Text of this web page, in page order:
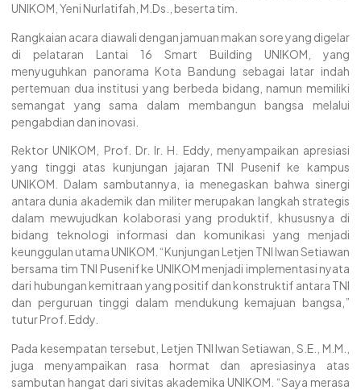
UNIKOM, Yeni Nurlatifah, M.Ds ., beserta tim.
Rangkaian acara diawali dengan jamuan makan sore yang digelar
di pelataran Lantai 16 Smart Building UNIKOM, yang
menyuguhkan panorama Kota Bandung sebagai latar indah
pertemuan dua institusi yang berbeda bidang, namun memiliki
semangat yang sama dalam membangun bangsa melalui
pengabdian dan inovasi.
Rektor UNIKOM, Prof. Dr. Ir. H. Eddy, menyampaikan apresiasi
yang tinggi atas kunjungan jajaran TNI Pusenif ke kampus
UNIKOM. Dalam sambutannya, ia menegaskan bahwa sinergi
antara dunia akademik dan militer merupakan langkah strategis
dalam mewujudkan kolaborasi yang produktif, khususnya di
bidang teknologi informasi dan komunikasi yang menjadi
keunggulan utama UNIKOM. “Kunjungan Letjen TNI Iwan Setiawan
bersama tim TNI Pusenif ke UNIKOM menjadi implementasi nyata
dari hubungan kemitraan yang positif dan konstruktif antara TNI
dan perguruan tinggi dalam mendukung kemajuan bangsa,”
tutur Prof. Eddy.
Pada kesempatan tersebut, Letjen TNI Iwan Setiawan, S.E., M.M.,
juga menyampaikan rasa hormat dan apresiasinya atas
sambutan hangat dari sivitas akademika UNIKOM. “Saya merasa